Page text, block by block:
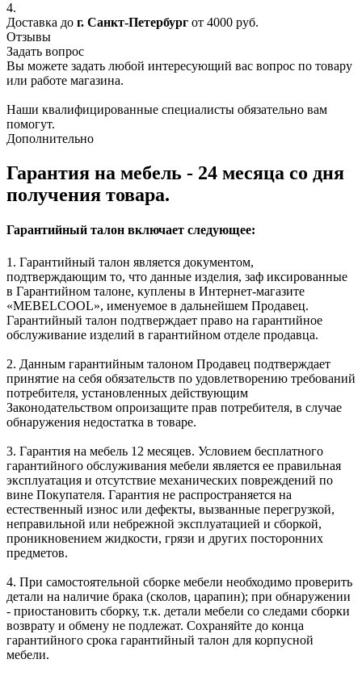
4.
Доставка до г. Санкт-Петербург от 4000 руб.
Отзывы
Задать вопрос
Вы можете задать любой интересующий вас вопрос по товару
или работе магазина.
Наши квалифицированные специалисты обязательно вам
помогут.
Дополнительно
Гарантия на мебель - 24 месяца со дня
получения товара.
Гарантийный талон включает следующее:
1. Гарантийный талон является документом,
подтверждающим то, что данные изделия, заф иксированные
в Гарантийном талоне, куплены в Интернет-магазите
«MEBELCOOL», именуемое в дальнейшем Продавец.
Гарантийный талон подтверждает право на гарантийное
обслуживание изделий в гарантийном отделе продавца.
2. Данным гарантийным талоном Продавец подтверждает
принятие на себя обязательств по удовлетворению требований
потребителя, установленных действующим
Законодательством опроизащите прав потребителя, в случае
обнаружения недостатка в товаре.
3. Гарантия на мебель 12 месяцев. Условием бесплатного
гарантийного обслуживания мебели является ее правильная
эксплуатация и отсутствие механических повреждений по
вине Покупателя. Гарантия не распространяется на
естественный износ или дефекты, вызванные перегрузкой,
неправильной или небрежной эксплуатацией и сборкой,
проникновением жидкости, грязи и других посторонних
предметов.
4. При самостоятельной сборке мебели необходимо проверить
детали на наличие брака (сколов, царапин); при обнаружении
- приостановить сборку, т.к. детали мебели со следами сборки
возврату и обмену не подлежат. Сохраняйте до конца
гарантийного срока гарантийный талон для корпусной
мебели.